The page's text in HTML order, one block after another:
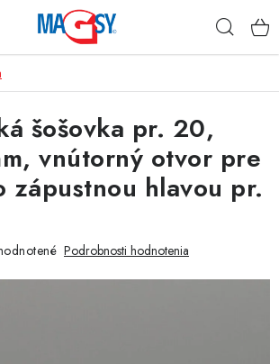
šošovka pr. 20,
vnútorný otvor pre
zápustnou hlavou pr.
Podrobnosti hodnotenia